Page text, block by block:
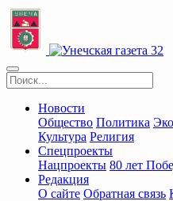
Новости
Общество Политика
Культура Религия
Спецпроекты
Нацпроекты 80 лет
Редакция
О сайте Обратная связь